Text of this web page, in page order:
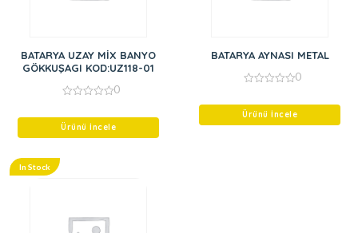
BATARYA UZAY MİX BANYO
GÖKKUŞAGI KOD:UZ118-01
of
0
Ürünü İncele
BATARYA AYNASI METAL
of
0
Ürünü İncele
In Stock